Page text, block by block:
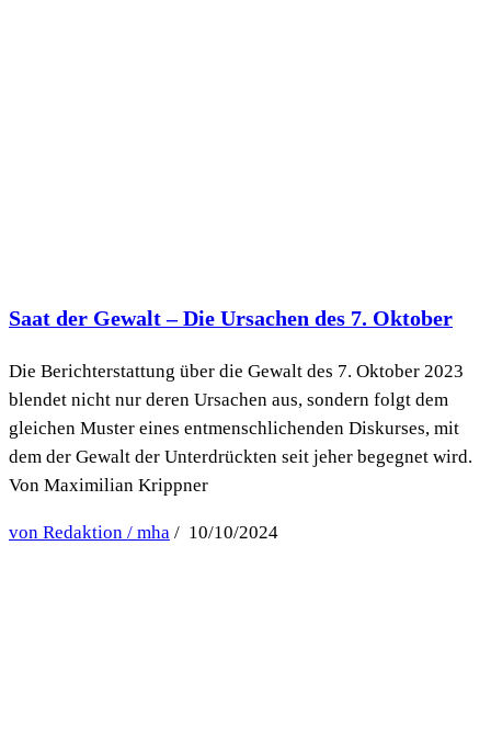
Saat der Gewalt – Die Ursachen des 7. Oktober
Die Berichterstattung über die Gewalt des 7. Oktober 2023
blendet nicht nur deren Ursachen aus, sondern folgt dem
gleichen Muster eines entmenschlichenden Diskurses, mit
dem der Gewalt der Unterdrückten seit jeher begegnet wird.
Von Maximilian Krippner
von Redaktion / mha / 10/10/2024